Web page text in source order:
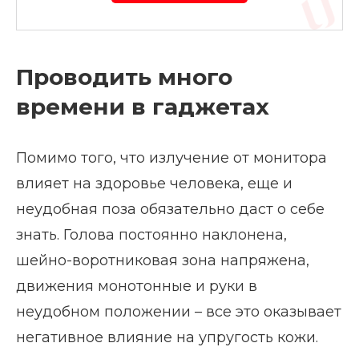
Проводить много
времени в гаджетах
Помимо того, что излучение от монитора
влияет на здоровье человека, еще и
неудобная поза обязательно даст о себе
знать. Голова постоянно наклонена,
шейно-воротниковая зона напряжена,
движения монотонные и руки в
неудобном положении – все это оказывает
негативное влияние на упругость кожи.